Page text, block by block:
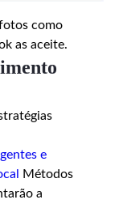
como
as aceite.
e
Métodos
a